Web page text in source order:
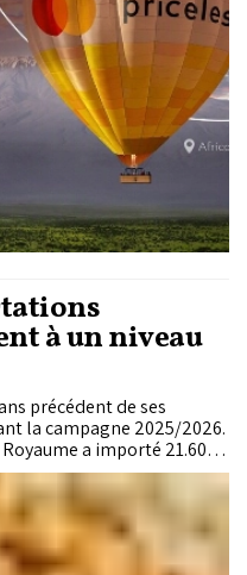
à un niveau
précédent de ses
la campagne 2025/2026.
a importé 21.600
jusque-là. Ce
de la production
et une flambée des prix
vers les fournisseurs